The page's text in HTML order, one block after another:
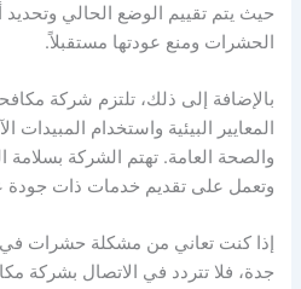
حيث يتم تقييم الوضع الحالي
الحشرات ومنع عودتها مستقبلاً.
بالإضافة إلى ذلك، تلتزم شركة
المعايير البيئية واستخدام المبيدات
والصحة العامة. تهتم الشركة بسلامة
وتعمل على تقديم خدمات ذات جودة
إذا كنت تعاني من مشكلة حشرات
جدة، فلا تتردد في الاتصال بشركة